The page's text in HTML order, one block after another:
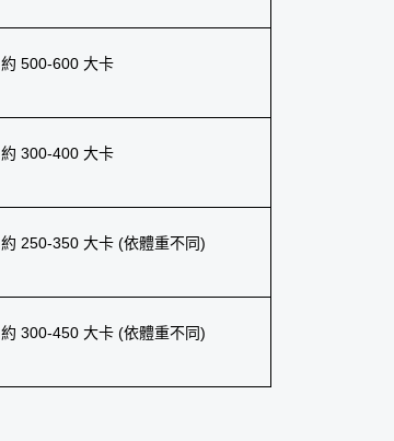
約 500-600 大卡
約 300-400 大卡
約 250-350 大卡 (依體重不同)
約 300-450 大卡 (依體重不同)